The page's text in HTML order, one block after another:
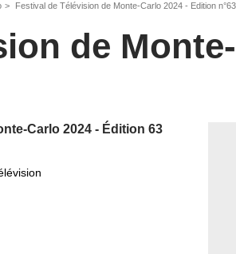
Festival de Télévision de Monte-Carlo 2024 - Edition n°63
de
Carlo 2024 - Édition 63